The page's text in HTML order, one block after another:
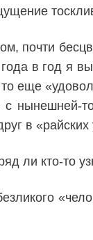
почти
в год я
еще
с
в
ли кто-то